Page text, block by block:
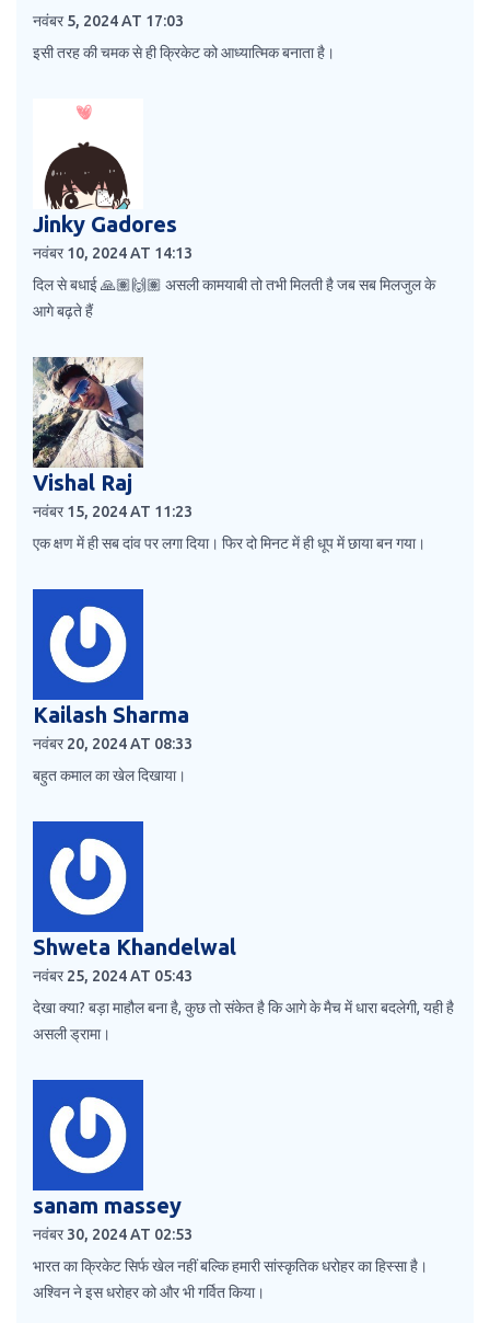
नवंबर 5, 2024 AT 17:03
इसी तरह की चमक से ही क्रिकेट को आध्यात्मिक बनाता है।
Jinky Gadores
नवंबर 10, 2024 AT 14:13
दिल से बधाई 🙏🏽🙌🏽 असली कामयाबी तो तभी मिलती है जब सब मिलजुल के
आगे बढ़ते हैं
Vishal Raj
नवंबर 15, 2024 AT 11:23
एक क्षण में ही सब दांव पर लगा दिया। फिर दो मिनट में ही धूप में छाया बन गया।
Kailash Sharma
नवंबर 20, 2024 AT 08:33
बहुत कमाल का खेल दिखाया।
Shweta Khandelwal
नवंबर 25, 2024 AT 05:43
देखा क्या? बड़ा माहौल बना है, कुछ तो संकेत है कि आगे के मैच में धारा बदलेगी, यही है
असली ड्रामा।
sanam massey
नवंबर 30, 2024 AT 02:53
भारत का क्रिकेट सिर्फ खेल नहीं बल्कि हमारी सांस्कृतिक धरोहर का हिस्सा है।
अश्विन ने इस धरोहर को और भी गर्वित किया।